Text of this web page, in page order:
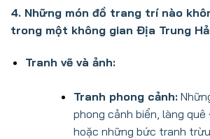
4. Những món đồ trang trí nào
trong một không gian Địa Trung
Tranh vẽ và ảnh:
Tranh phong cảnh:
phong cảnh biển, làng quê
hoặc những bức tranh